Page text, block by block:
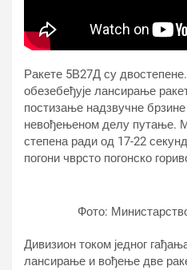
Ракете 5В27Д су
обезебеђује лансирање
постизање надзвучне
невођењеном делу путање.
степена ради од 17-22
погони чврсто погонско
Фото:
Дивизион током једног
лансирање и вођење две